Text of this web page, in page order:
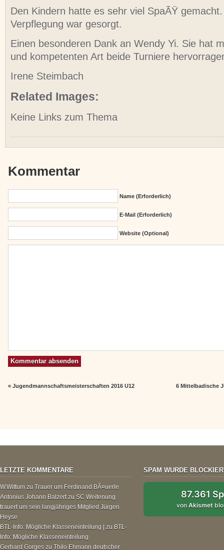
Den Kindern hatte es sehr viel SpaÃŸ
Verpflegung war gesorgt.
Einen besonderen Dank an Wendy Yi. Sie hat
und kompetenten Art beide Turniere
Irene Steimbach
Related Images:
Keine Links zum Thema
Kommentar
Name (erforderlich)
E-Mail (erforderlich)
Website (Optional)
«Jugendmannschaftsmeisterschaften 2016 U12 6 Mittelbadische
LETZTE KOMMENTARE
W.Wittum zu Trauer um Ferdinand BÃ¤uerle
Antonius Johann Balzertzu SC Weitenung
trauert um sein langjähriges Mitglied Jürgen
Heyse
BTL-Info: Mögliche Klasseneinteilung |
zu BTL-
Info: Mögliche Klasseneinteilung
Gerhard Gorges zu Thilo Ehmann deutscher
SPAM WURDE
87.361
vonAkismet